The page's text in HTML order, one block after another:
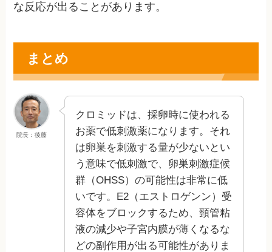
な反応が出ることがあります。
まとめ
院長：後藤
クロミッドは、採卵時に使われる
お薬で低刺激薬になります。それ
は卵巣を刺激する量が少ないとい
う意味で低刺激で、卵巣刺激症候
群（OHSS）の可能性は非常に低
いです。E2（エストロゲンン）受
容体をブロックするため、頸管粘
液の減少や子宮内膜が薄くなるな
どの副作用が出る可能性がありま